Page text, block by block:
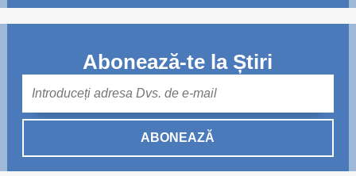
Abonează-te la Știri
ABONEAZĂ